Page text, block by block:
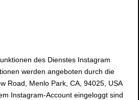
des Dienstes Instagram
werden angeboten durch die
Road, Menlo Park, CA, 94025, USA
Instagram-Account eingeloggt sind